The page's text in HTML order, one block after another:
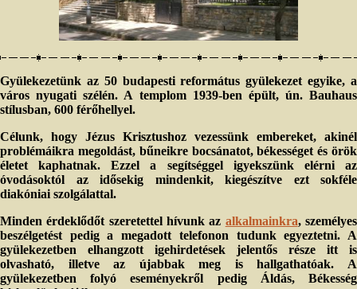
kamráikban, mert éjjel-nappal végezniük kellett munkájukat.
léviták családfői voltak ezek, származásuk szerint főemberek, és
Jeruzsálemben laktak.
A gibeóni Saul nemzetsége
35Gibeónban lakott Jeíél, Gibeón atyja; feleségének Maaká volt a
neve.36
Elsőszülött fia Abdón volt, azután Cúr, Kís, Baal, Nér és
37 Gedór, Ahjó, Zekarjá és Miklót.
Rokonságukkal együtt ezek is Jeruzsálemben laktak, testvéreikkel
átellenben.
39Nér nemzette Kíst, Kís nemzette Sault, Saul nemzette Jónátánt,
Malkísúát, Abínádábot és Esbaalt.40Jónátán fia Meríbbaal volt, és
Meríbbaal nemzette Míkát.
Áház.
Áház nemzette Jarát, Jará nemzette Álemetet, Azmávetet és
Zimrít, Zimrí nemzette Mócát,43 Mócá nemzette Binát, ennek a fia
volt Refájá, ennek a fia Elászá, ennek a fia Ácél.44Ácélnak hat fia
volt, név szerint ezek: Azríkám, Bókerú, Jismáél, Searjá, Óbadjá és
Hánán. Ezek voltak Ácél fiai.
Gyülekezetünk az 50 budapesti református gyülekezet egyike, a
város nyugati szélén. A templom 1939-ben épült, ún. Bauhaus
stílusban, 600 férőhellyel.
Célunk, hogy Jézus Krisztushoz vezessünk embereket, akinél
problémáikra megoldást, bűneikre bocsánatot, békességet és örök
életet kaphatnak. Ezzel a segítséggel igyekszünk elérni az
óvodásoktól az idősekig mindenkit, kiegészítve ezt sokféle
diakóniai szolgálattal.
Minden érdeklődőt szeretettel hívunk az alkalmainkra, személyes
beszélgetést pedig a megadott telefonon tudunk egyeztetni. A
gyülekezetben elhangzott igehirdetések jelentős része itt is
olvasható, illetve az újabbak meg is hallgathatóak. A
gyülekezetben folyó eseményekről pedig Áldás, Békesség